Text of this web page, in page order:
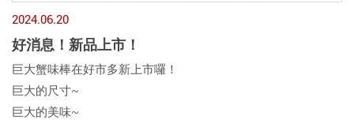
2024.06.20
好消息！新品上市！
巨大蟹味棒在好市多新上市囉！
巨大的尺寸~
巨大的美味~